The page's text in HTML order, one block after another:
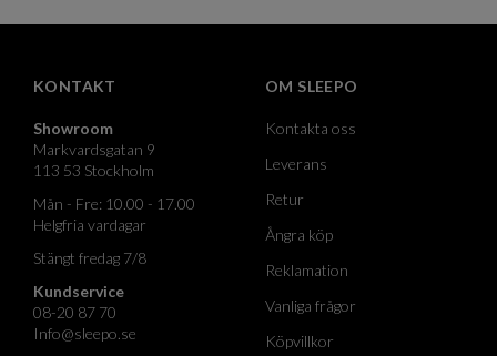
KONTAKT
Showroom
Markvardsgatan 9
113 53 Stockholm
Mån - Fre: 10.00 - 17.00
Helgfria vardagar
Stängt fredag 7/8
Kundservice
08-20 87 70
Info@sleepo.se
OM SLEEPO
Kontakta oss
Leverans
Retur
Ångra köp
Reklamation
Vanliga frågor
Köpvillkor